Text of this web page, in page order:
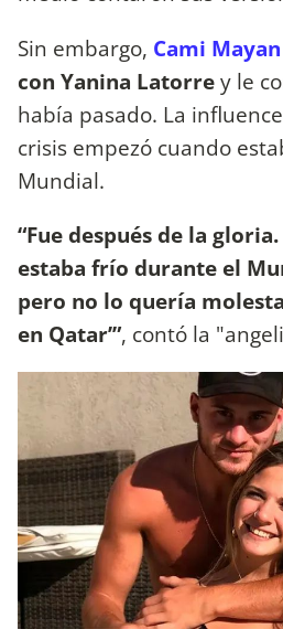
Sin embargo, Cami Mayan
con Yanina Latorrey le
había pasado. La
crisis empezó cuando
Mundial.
“Fue después de la
estaba frío durante el
pero no lo quería
en Qatar’”, contó la